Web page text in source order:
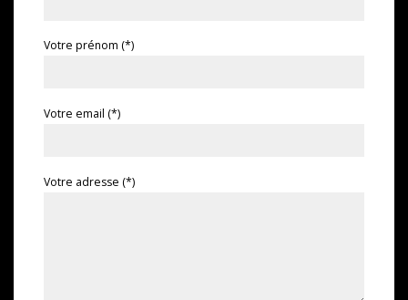
Votre prénom (*)
Votre email (*)
Votre adresse (*)